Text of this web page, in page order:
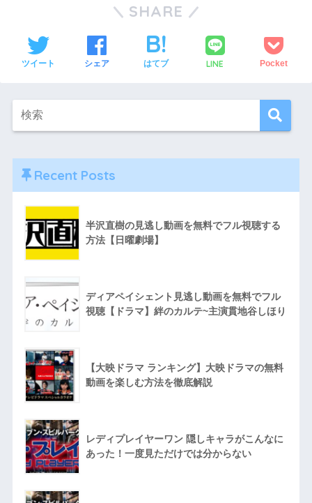
SHARE
ツイート シェア はてブ LINE Pocket
Recent Posts
半沢直樹の見逃し動画を無料でフル視聴する
方法【日曜劇場】
ディアペイシェント見逃し動画を無料でフル
視聴【ドラマ】絆のカルテ~主演貫地谷しほり
【大映ドラマ ランキング】大映ドラマの無料
動画を楽しむ方法を徹底解説
レディプレイヤーワン 隠しキャラがこんなに
あった！一度見ただけでは分からない